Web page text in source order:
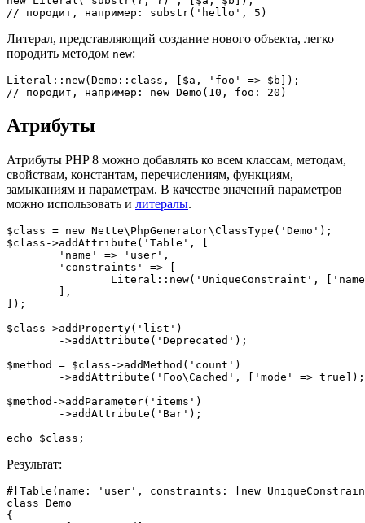
Литерал, представляющий создание нового объекта, легко
породить методом new:
Literal::new(Demo::class, [$a, 'foo' => $b]);
Атрибуты
Атрибуты PHP 8 можно добавлять ко всем классам, методам,
свойствам, константам, перечислениям, функциям,
замыканиям и параметрам. В качестве значений параметров
можно использовать и литералы.
$class = new Nette\PhpGenerator\ClassType('Demo');
$class->addAttribute('Table', [
]);
$class->addProperty('list')
$method = $class->addMethod('count')
$method->addParameter('items')
Результат:
#[Table(name: 'user', constraints: [new
class Demo
{